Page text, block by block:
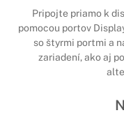
Pripojte priamo k
pomocou portov
so štyrmi portmi a
zariadení, ako aj